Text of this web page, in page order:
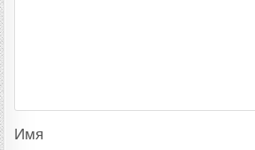
Имя